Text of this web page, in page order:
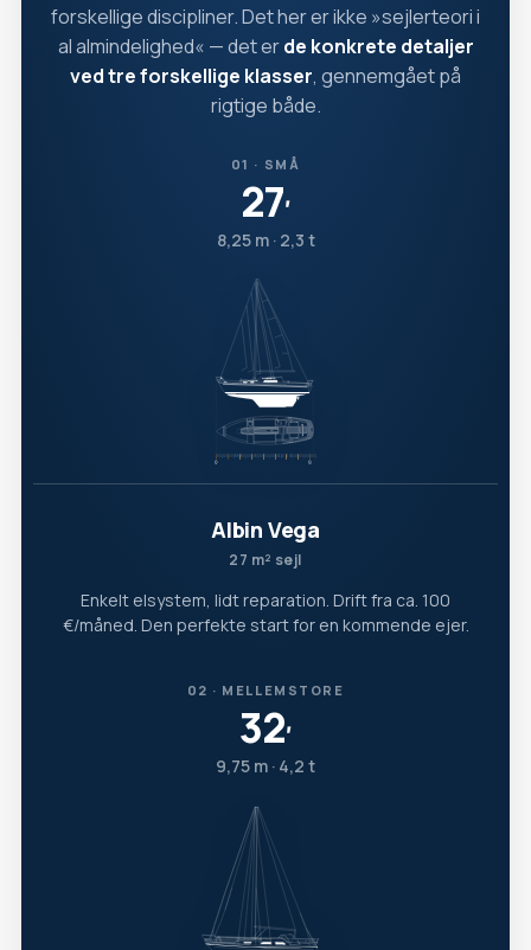
forskellige discipliner. Det her er ikke »sejlerteori i
al almindelighed« — det erde konkrete detaljer
ved tre forskellige klasser, gennemgået på
rigtige både.
01 · SMÅ
27′
8,25 m · 2,3 t
Albin Vega
27 m² sejl
Enkelt elsystem, lidt reparation. Drift fra ca. 100
€/måned. Den perfekte start for en kommende ejer.
02 · MELLEMSTORE
32′
9,75 m · 4,2 t